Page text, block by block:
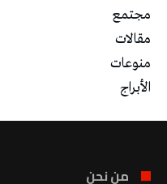
مجتمع
مقالات
منوعات
الأبراج
من نحن